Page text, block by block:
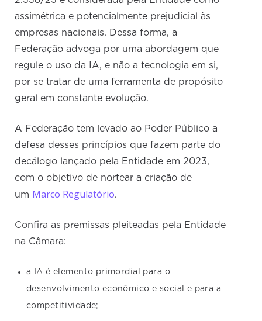
assimétrica e potencialmente prejudicial às
empresas nacionais. Dessa forma, a
Federação advoga por uma abordagem que
regule o uso da IA, e não a tecnologia em si,
por se tratar de uma ferramenta de propósito
geral em constante evolução.
A Federação tem levado ao Poder Público a
defesa desses princípios que fazem parte do
decálogo lançado pela Entidade em 2023,
com o objetivo de nortear a criação de
um Marco Regulatório.
Confira as premissas pleiteadas pela Entidade
na Câmara:
a IA é elemento primordial para o
desenvolvimento econômico e social e para a
competitividade;